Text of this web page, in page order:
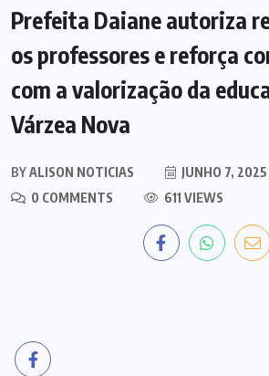
Prefeita Daiane autoriza
os professores e reforça
com a valorização da
Várzea Nova
BYALISON NOTICIAS
JUNHO 7, 2025
0 COMMENTS
611 VIEWS